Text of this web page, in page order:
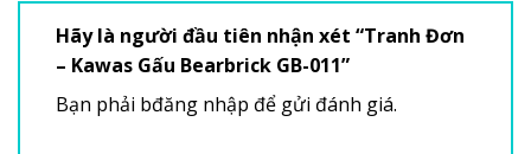
Hãy là người đầu tiên nhận xét “Tranh Đơn
– Kawas Gấu Bearbrick GB-011”
Bạn phải bđăng nhập để gửi đánh giá.